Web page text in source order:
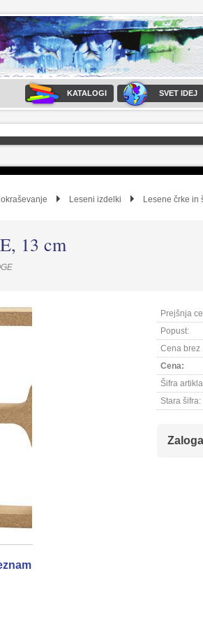
KATALOGI SVET IDEJ
Leseni izdelki Lesene črke in
13 cm
Prejšnja
Popust:
Cena brez
Cena:
Šifra
Stara šifra: